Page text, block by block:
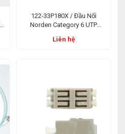
122-33P180X / Đầu Nối
Norden Category 6 UTP
Liên hệ